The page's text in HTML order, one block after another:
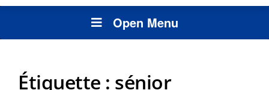
Open Menu
Étiquette : sénior